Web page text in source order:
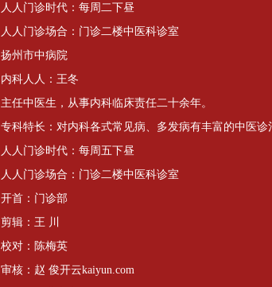
人人门诊时代：每周二下昼
人人门诊场合：门诊二楼中医科诊室
扬州市中病院
内科人人：王冬
主任中医生，从事内科临床责任二十余年。
专科特长：对内科各式常见病、多发病有丰富的中医
人人门诊时代：每周五下昼
人人门诊场合：门诊二楼中医科诊室
开首：门诊部
剪辑：王 川
校对：陈梅英
审核：赵 俊开云kaiyun.com